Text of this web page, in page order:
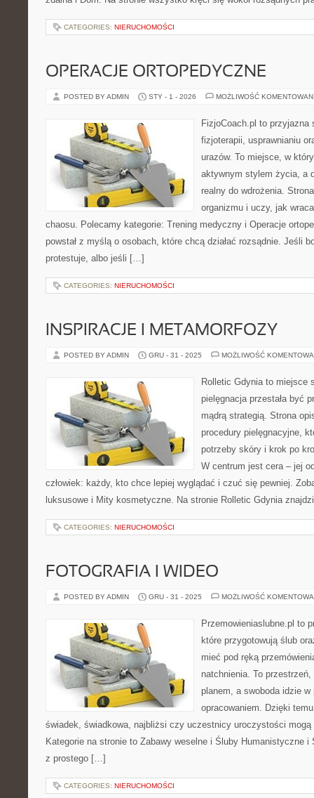
CATEGORIES: NIERUCHOMOŚCI
OPERACJE ORTOPEDYCZNE
POSTED BY ADMIN STY - 1 - 2026 MOŻLIWOŚĆ
FizjoCoach.pl to przyjazna
fizjoterapii, usprawnianiu
urazów. To miejsce, w
aktywnym stylem życia, a
realny do wdrożenia.
organizmu i uczy, jak
chaosu. Polecamy kategorie: Trening medyczny i Operacje
powstał z myślą o osobach, które chcą działać rozsądnie. Jeśli
protestuje, albo jeśli […]
CATEGORIES: NIERUCHOMOŚCI
INSPIRACJE I METAMORFOZY
POSTED BY ADMIN GRU - 31 - 2025 MOŻLIWOŚĆ
Rolletic Gdynia to miejsce
pielęgnacja przestała być
mądrą strategią. Strona
procedury pielęgnacyjne,
potrzeby skóry i krok po
W centrum jest cera – jej
człowiek: każdy, kto chce lepiej wyglądać i czuć się pewniej.
luksusowe i Mity kosmetyczne. Na stronie Rolletic Gdynia
CATEGORIES: NIERUCHOMOŚCI
FOTOGRAFIA I WIDEO
POSTED BY ADMIN GRU - 31 - 2025 MOŻLIWOŚĆ
Przemowieniaslubne.pl to
które przygotowują ślub
mieć pod ręką
natchnienia. To
planem, a swoboda idzie
opracowaniem. Dzięki
świadek, świadkowa, najbliżsi czy uczestnicy uroczystości
Kategorie na stronie to Zabawy weselne i Śluby Humanistyczne
z prostego […]
CATEGORIES: NIERUCHOMOŚCI